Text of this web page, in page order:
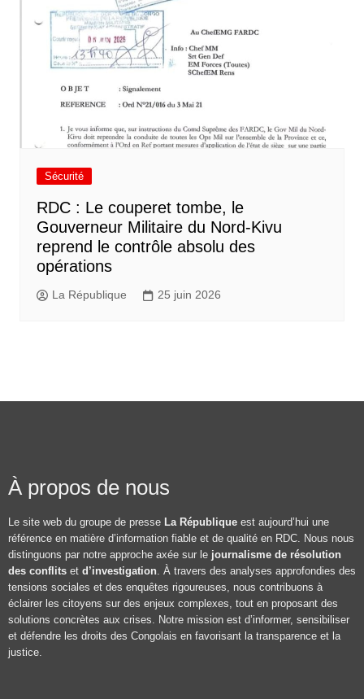
Sécurité
RDC : Le couperet tombe, le
Gouverneur Militaire du Nord-Kivu
reprend le contrôle absolu des
opérations
La République 25 juin 2026
À propos de nous
Le site web du groupe de presse La République est aujourd’hui une
référence en matière d’information fiable et de qualité en RDC. Nous nous
distinguons par notre approche axée sur le journalisme de résolution
des conflits et d’investigation . À travers des analyses approfondies des
tensions sociales et des enquêtes rigoureuses, nous contribuons à
éclairer les citoyens sur des enjeux complexes, tout en proposant des
solutions concrètes aux crises. Notre mission est d’informer, sensibiliser
et défendre les droits des Congolais en favorisant la transparence et la
justice.